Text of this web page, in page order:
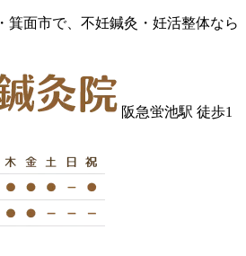
箕面市で、不妊鍼灸・妊活整体なら
阪急蛍池駅 徒歩1